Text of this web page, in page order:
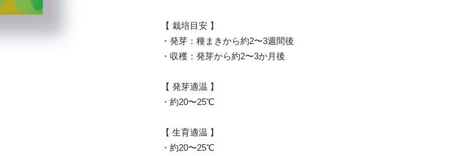
【 栽培目安 】
・発芽：種まきから約2〜3週間後
・収穫：発芽から約2〜3か月後
【 発芽適温 】
・約20〜25℃
【 生育適温 】
・約20〜25℃